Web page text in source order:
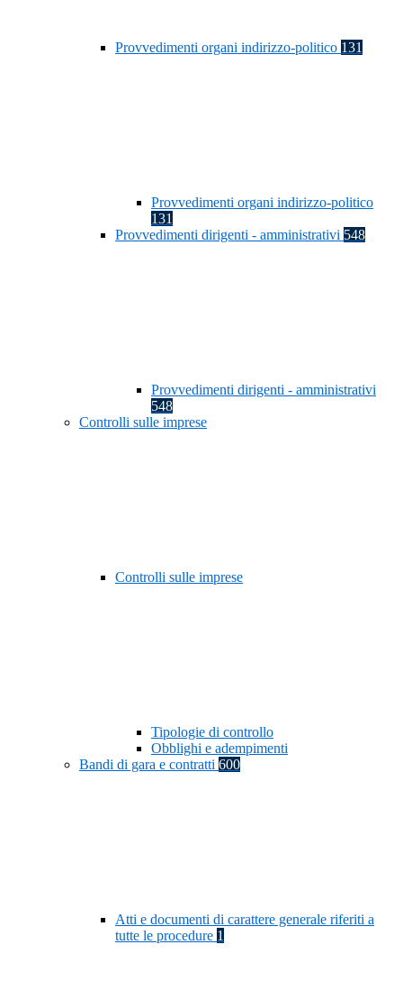
Provvedimenti organi indirizzo-politico 131
Provvedimenti organi indirizzo-politico
131
Provvedimenti dirigenti - amministrativi 548
Provvedimenti dirigenti - amministrativi
548
Controlli sulle imprese
Controlli sulle imprese
Tipologie di controllo
Obblighi e adempimenti
Bandi di gara e contratti 600
Atti e documenti di carattere generale riferiti a
tutte le procedure 1